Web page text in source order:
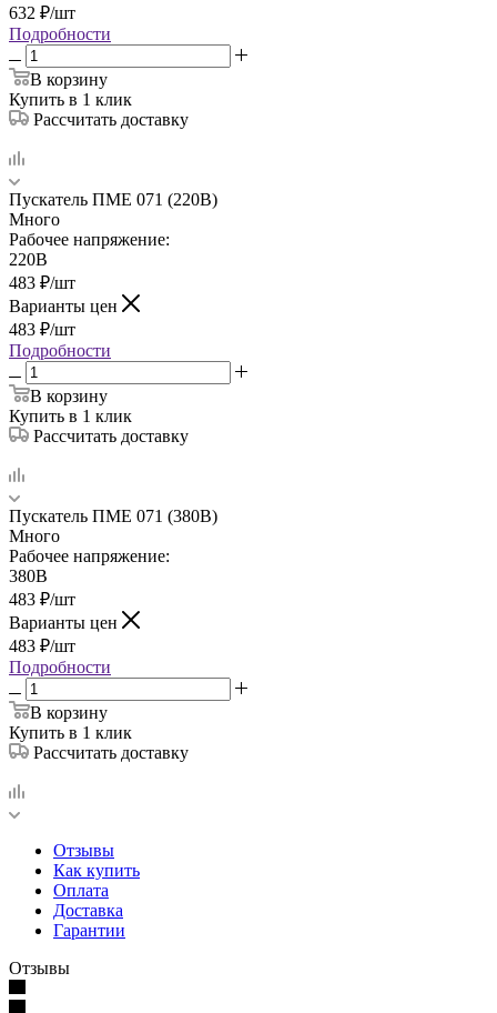
632 ₽/шт
Подробности
В корзину
Купить в 1 клик
Рассчитать доставку
Пускатель ПМЕ 071 (220В)
Много
Рабочее напряжение:
220В
483 ₽/шт
Варианты цен
483 ₽/шт
Подробности
В корзину
Купить в 1 клик
Рассчитать доставку
Пускатель ПМЕ 071 (380В)
Много
Рабочее напряжение:
380В
483 ₽/шт
Варианты цен
483 ₽/шт
Подробности
В корзину
Купить в 1 клик
Рассчитать доставку
Отзывы
Как купить
Оплата
Доставка
Гарантии
Отзывы